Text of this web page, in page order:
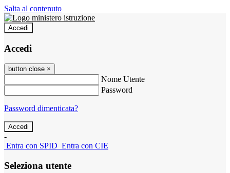
Salta al contenuto
Accedi
Accedi
button close ×
Nome Utente
Password
Password dimenticata?
-
Entra con SPID Entra con CIE
Seleziona utente